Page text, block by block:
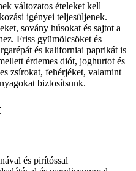
változatos ételeket kell
igényei teljesüljenek.
sovány húsokat és sajtot a
Friss gyümölcsöket és
és kaliforniai paprikát is
érdemes diót, joghurtot és
zsírokat, fehérjéket, valamint
biztosítsunk.
és pirítóssal